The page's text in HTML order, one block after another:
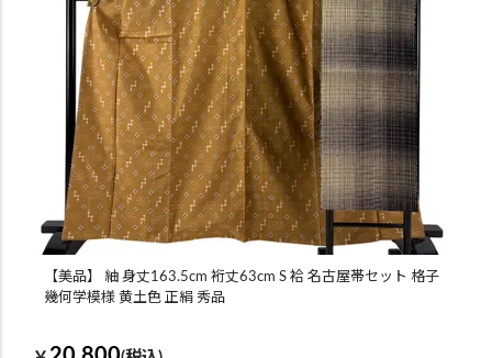
【美品】 紬 身丈163.5cm 裄丈63cm S 袷 名古屋帯セット 格子
幾何学模様 黄土色 正絹 秀品